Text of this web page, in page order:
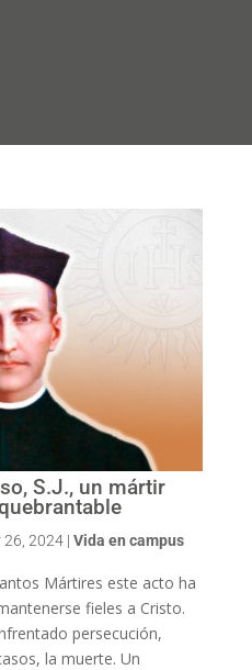
S.J., un mártir
26, 2024| Vida en campus
Mártires este acto ha
fieles a Cristo.
persecución,
la muerte. Un